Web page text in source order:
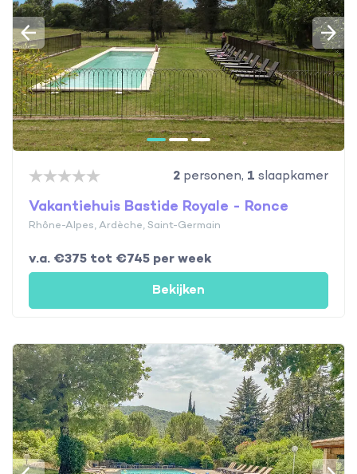
2 personen, 1 slaapkamer
Vakantiehuis Bastide Royale - Ronce
Rhône-Alpes, Ardèche, Saint-Germain
v.a. €375 tot €745 per week
Bekijken